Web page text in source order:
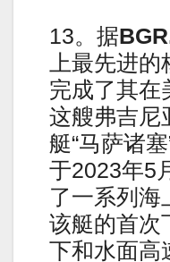
13。据
上最先进
完成了其在
这艘弗吉尼
艇“马萨诸
于2023年5
了一系列海
该艇的首次
下和水面高